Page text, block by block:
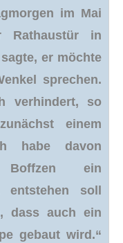
im Mai
in
er möchte
sprechen.
verhindert, so
einem
habe davon
ein
entstehen soll
dass auch ein
gebaut wird.“